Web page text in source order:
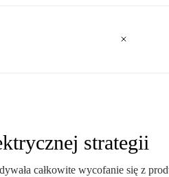
strategii
całkowite wycofanie się z